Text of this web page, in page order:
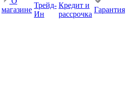
магазине
Трейд-
Ин
Кредит и
рассрочка
Гарантия